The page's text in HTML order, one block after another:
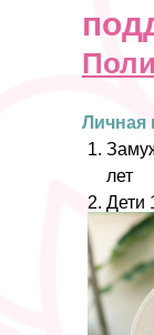
Личная
лет
Дети